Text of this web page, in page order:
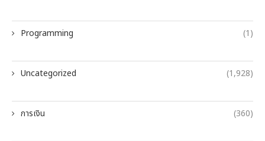
Programming (1)
Uncategorized (1,928)
การเงิน (360)